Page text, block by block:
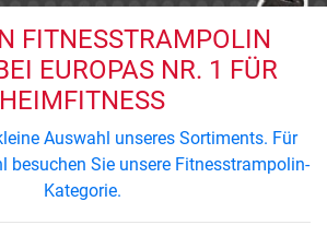
FITNESSTRAMPOLIN
EUROPAS NR. 1 FÜR
HEIMFITNESS
Auswahl unseres Sortiments. Für
besuchen Sie unsere Fitnesstrampolin-
Kategorie.